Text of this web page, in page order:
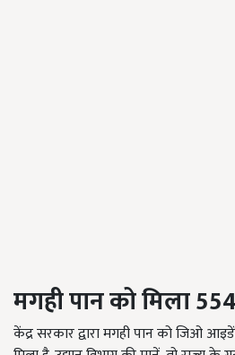
मगही पान को मिला 554
केंद्र सरकार द्वारा मगही पान को जिओ